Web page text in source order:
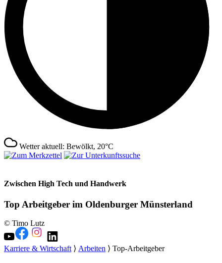
Wetter aktuell: Bewölkt, 20°C
Zwischen High Tech und Handwerk
Top Arbeitgeber im Oldenburger Münsterland
© Timo Lutz
Karriere & Wirtschaft⟩ Arbeiten ⟩ Top-Arbeitgeber